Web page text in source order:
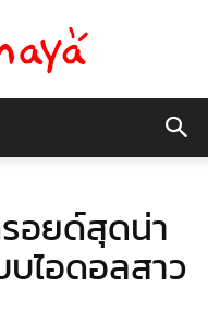
อยด์สุดน่า
ไอดอลสาว